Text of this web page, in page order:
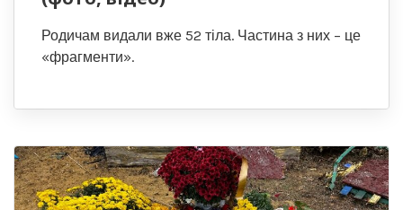
Родичам видали вже 52 тіла. Частина з них – це
«фрагменти».